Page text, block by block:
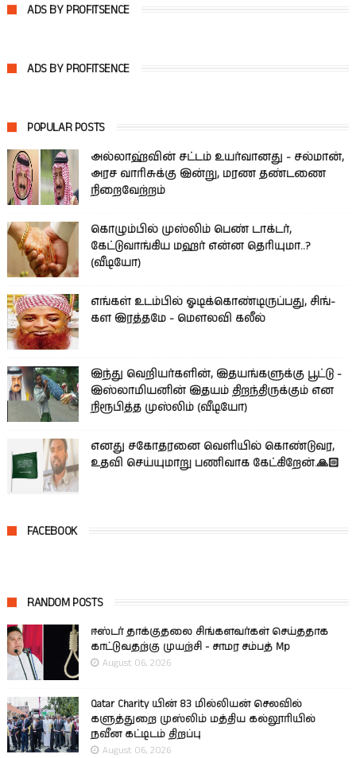
ADS BY PROFITSENCE
ADS BY PROFITSENCE
POPULAR POSTS
அல்லாஹ்வின் சட்டம் உயர்வானது - சல்மான்,
அரச வாரிசுக்கு இன்று, மரண தண்டணை
நிறைவேற்றம்
கொழும்பில் முஸ்லிம் பெண் டாக்டர்,
கேட்டுவாங்கிய மஹர் என்ன தெரியுமா..?
(வீடியோ)
எங்கள் உடம்பில் ஓடிக்­கொண்­டி­ருப்­பது, சிங்­
கள இரத்­தமே - மௌலவி கலீல்
இந்து வெறியர்களின், இதயங்களுக்கு பூட்டு -
இஸ்லாமியனின் இதயம் திறந்திருக்கும் என
நிரூபித்த முஸ்லிம் (வீடியோ)
எனது சகோதரனை வெளியில் கொண்டுவர,
உதவி செய்யுமாறு பணிவாக கேட்கிறேன்.🙏🏻
FACEBOOK
RANDOM POSTS
ஈஸ்டர் தாக்குதலை சிங்களவர்கள் செய்ததாக
காட்டுவதற்கு முயற்சி - சாமர சம்பத் Mp
August 06, 2026
Qatar Charity யின் 83 மில்லியன் செலவில்
களுத்துறை முஸ்லிம் மத்திய கல்லூரியில்
நவீன கட்டிடம் திறப்பு
August 06, 2026